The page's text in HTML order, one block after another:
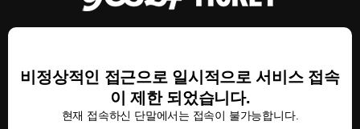
비정상적인 접근으로 일시적으로 서비스 접속
이 제한 되었습니다.
현재 접속하신 단말에서는 접속이 불가능합니다.